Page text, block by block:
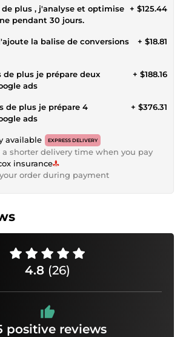
de plus , j'analyse et optimise
pendant 30 jours.
+ $125.44
la balise de conversions
+ $18.81
de plus je prépare deux
ads
+ $188.16
je prépare 4
ads
+ $376.31
available EXPRESS DELIVERY
a shorter delivery time when you pay
insurance
order during payment
4.8 (26)
positive reviews